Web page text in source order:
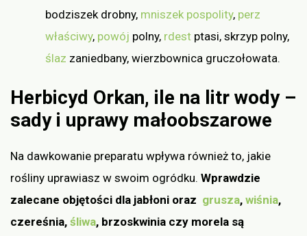
bodziszek drobny, mniszek pospolity, perz
właściwy, powój polny, rdest ptasi, skrzyp polny,
ślaz zaniedbany, wierzbownica gruczołowata.
Herbicyd Orkan, ile na litr wody –
sady i uprawy małoobszarowe
Na dawkowanie preparatu wpływa również to, jakie
rośliny uprawiasz w swoim ogródku. Wprawdzie
zalecane objętości dla jabłoni oraz grusza, wiśnia,
czereśnia, śliwa, brzoskwinia czy morela są